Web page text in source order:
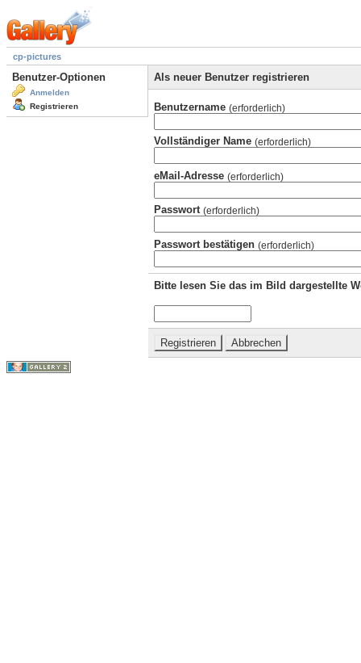
cp-pictures
Benutzer-Optionen
Anmelden
Registrieren
Als neuer Benutzer registrieren
Benutzername (erforderlich)
Vollständiger Name (erforderlich)
eMail-Adresse (erforderlich)
Passwort (erforderlich)
Passwort bestätigen (erforderlich)
Bitte lesen Sie das im Bild dargestellte